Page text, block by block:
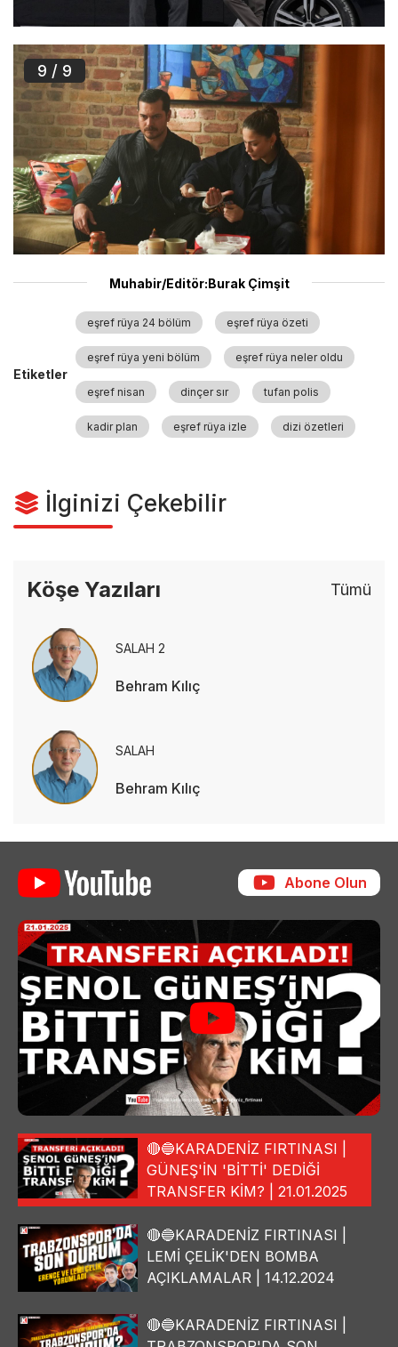
9 / 9
Muhabir/Editör:Burak Çimşit
Etiketler
eşref rüya 24 bölüm eşref rüya özeti
eşref rüya yeni bölüm eşref rüya neler oldu
eşref nisan dinçer sır tufan polis
kadir plan eşref rüya izle dizi özetleri
İlginizi Çekebilir
Köşe Yazıları Tümü
SALAH 2
Behram Kılıç
SALAH
Behram Kılıç
Abone Olun
🔴🔵KARADENİZ FIRTINASI |
GÜNEŞ'İN 'BİTTİ' DEDİĞİ
TRANSFER KİM? | 21.01.2025
🔴🔵KARADENİZ FIRTINASI |
LEMİ ÇELİK'DEN BOMBA
AÇIKLAMALAR | 14.12.2024
🔴🔵KARADENİZ FIRTINASI |